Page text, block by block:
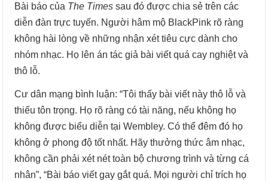
Bài báo của The Times sau đó được chia sẻ trên các
diễn đàn trực tuyến. Người hâm mộ BlackPink rõ ràng
không hài lòng về những nhận xét tiêu cực dành cho
nhóm nhạc. Họ lên án tác giả bài viết quá cay nghiệt và
thô lỗ.
Cư dân mạng bình luận: “Tôi thấy bài viết này thô lỗ và
thiếu tôn trọng. Họ rõ ràng có tài năng, nếu không họ
không được biểu diễn tại Wembley. Có thể đêm đó họ
không ở phong độ tốt nhất. Hãy thưởng thức âm nhạc,
không cần phải xét nét toàn bộ chương trình và từng cá
nhân”, “Bài báo viết gay gắt quá. Mọi người chỉ trích họ